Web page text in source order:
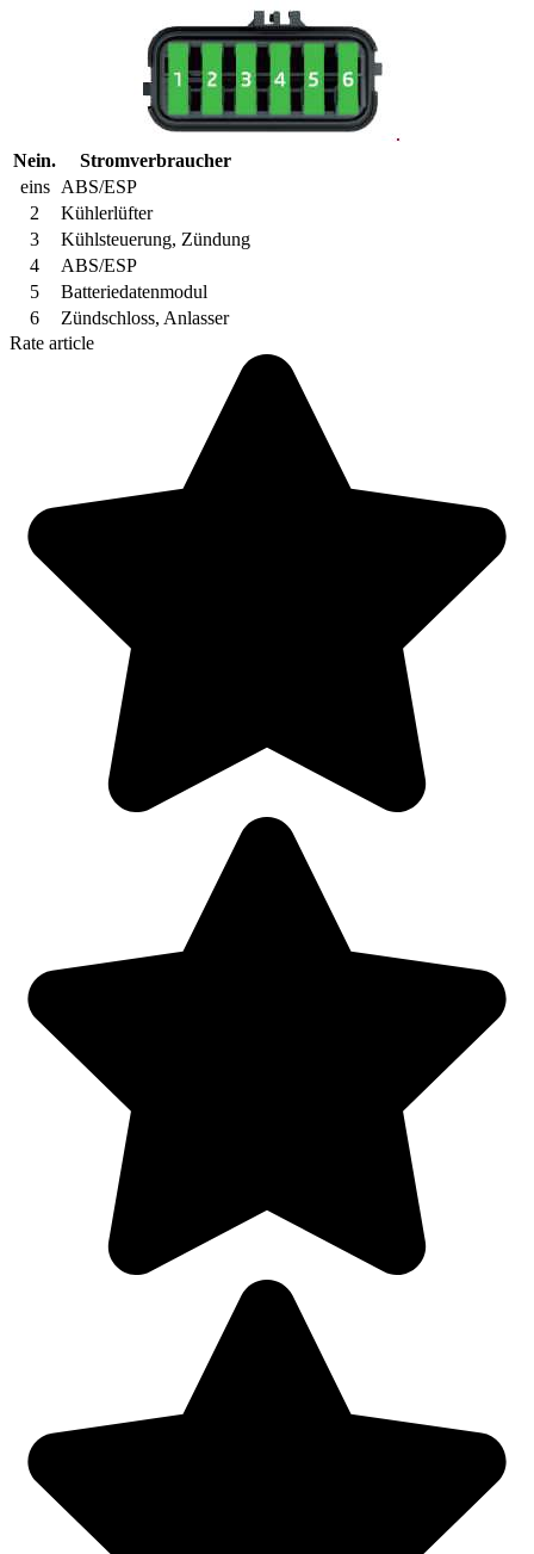
Nein.
Stromverbraucher
eins
ABS/ESP
2
Kühlerlüfter
3
Kühlsteuerung, Zündung
4
ABS/ESP
5
Batteriedatenmodul
6
Zündschloss, Anlasser
Rate article